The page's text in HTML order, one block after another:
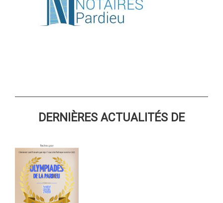
DERNIÈRES ACTUALITÉS DE